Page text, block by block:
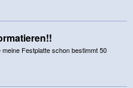
Festplatte schon bestimmt 50